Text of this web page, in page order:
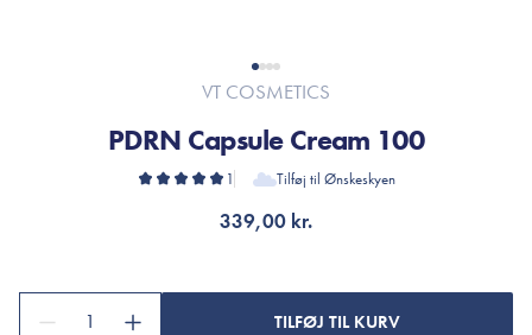
VT COSMETICS
PDRN Capsule Cream 100
1 Tilføj til Ønskeskyen
339,00 kr.
1 TILFØJ TIL KURV